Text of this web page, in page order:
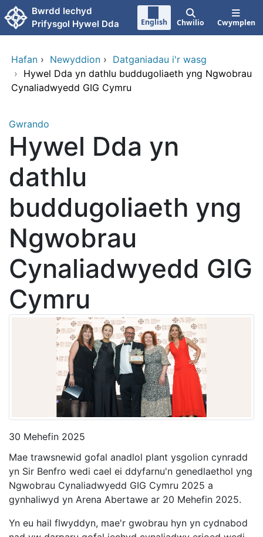
Neidio i'r prif gynnwy
Bwrdd Iechyd
Prifysgol Hywel Dda
English Chwilio Cwymplen
Hafan › Newyddion › Datganiadau i'r wasg
› Hywel Dda yn dathlu buddugoliaeth yng Ngwobrau
Cynaliadwyedd GIG Cymru
Gwrando
Hywel Dda yn
dathlu
buddugoliaeth yng
Ngwobrau
Cynaliadwyedd GIG
Cymru
30 Mehefin 2025
Mae trawsnewid gofal anadlol plant ysgolion cynradd
yn Sir Benfro wedi cael ei ddyfarnu'n genedlaethol yng
Ngwobrau Cynaliadwyedd GIG Cymru 2025 a
gynhaliwyd yn Arena Abertawe ar 20 Mehefin 2025.
Yn eu hail flwyddyn, mae'r gwobrau hyn yn cydnabod